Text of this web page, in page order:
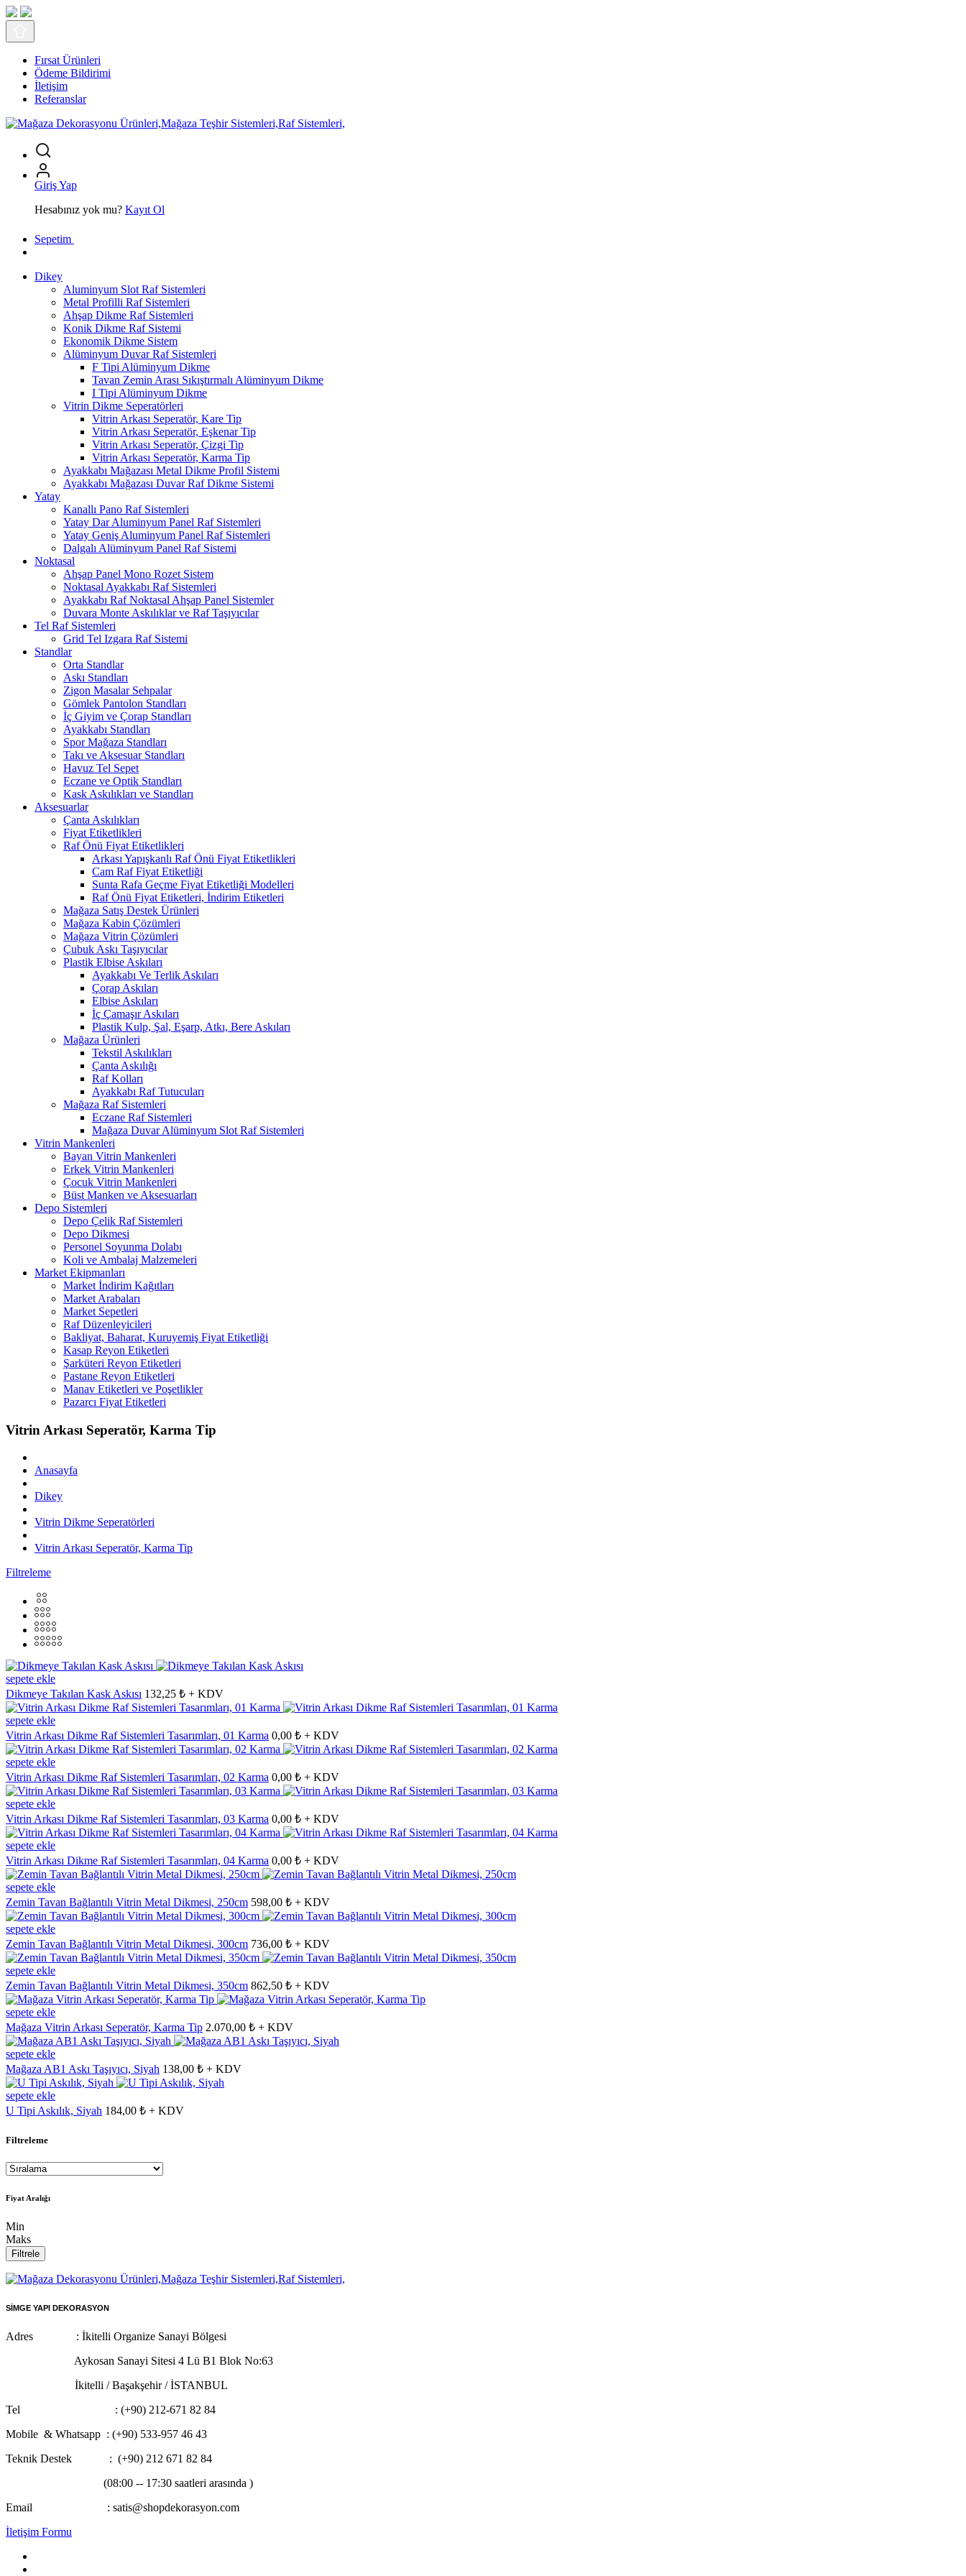
Fırsat Ürünleri
Ödeme Bildirimi
İletişim
Referanslar
Giriş Yap
Hesabınız yok mu? Kayıt Ol
Sepetim
Dikey
Aluminyum Slot Raf Sistemleri
Metal Profilli Raf Sistemleri
Ahşap Dikme Raf Sistemleri
Konik Dikme Raf Sistemi
Ekonomik Dikme Sistem
Alüminyum Duvar Raf Sistemleri
F Tipi Alüminyum Dikme
Tavan Zemin Arası Sıkıştırmalı Alüminyum Dikme
I Tipi Alüminyum Dikme
Vitrin Dikme Seperatörleri
Vitrin Arkası Seperatör, Kare Tip
Vitrin Arkası Seperatör, Eşkenar Tip
Vitrin Arkası Seperatör, Çizgi Tip
Vitrin Arkası Seperatör, Karma Tip
Ayakkabı Mağazası Metal Dikme Profil Sistemi
Ayakkabı Mağazası Duvar Raf Dikme Sistemi
Yatay
Kanallı Pano Raf Sistemleri
Yatay Dar Aluminyum Panel Raf Sistemleri
Yatay Geniş Aluminyum Panel Raf Sistemleri
Dalgalı Alüminyum Panel Raf Sistemi
Noktasal
Ahşap Panel Mono Rozet Sistem
Noktasal Ayakkabı Raf Sistemleri
Ayakkabı Raf Noktasal Ahşap Panel Sistemler
Duvara Monte Askılıklar ve Raf Taşıyıcılar
Tel Raf Sistemleri
Grid Tel Izgara Raf Sistemi
Standlar
Orta Standlar
Askı Standları
Zigon Masalar Sehpalar
Gömlek Pantolon Standları
İç Giyim ve Çorap Standları
Ayakkabı Standları
Spor Mağaza Standları
Takı ve Aksesuar Standları
Havuz Tel Sepet
Eczane ve Optik Standları
Kask Askılıkları ve Standları
Aksesuarlar
Çanta Askılıkları
Fiyat Etiketlikleri
Raf Önü Fiyat Etiketlikleri
Arkası Yapışkanlı Raf Önü Fiyat Etiketlikleri
Cam Raf Fiyat Etiketliği
Sunta Rafa Geçme Fiyat Etiketliği Modelleri
Raf Önü Fiyat Etiketleri, İndirim Etiketleri
Mağaza Satış Destek Ürünleri
Mağaza Kabin Çözümleri
Mağaza Vitrin Çözümleri
Çubuk Askı Taşıyıcılar
Plastik Elbise Askıları
Ayakkabı Ve Terlik Askıları
Çorap Askıları
Elbise Askıları
İç Çamaşır Askıları
Plastik Kulp, Şal, Eşarp, Atkı, Bere Askıları
Mağaza Ürünleri
Tekstil Askılıkları
Çanta Askılığı
Raf Kolları
Ayakkabı Raf Tutucuları
Mağaza Raf Sistemleri
Eczane Raf Sistemleri
Mağaza Duvar Alüminyum Slot Raf Sistemleri
Vitrin Mankenleri
Bayan Vitrin Mankenleri
Erkek Vitrin Mankenleri
Çocuk Vitrin Mankenleri
Büst Manken ve Aksesuarları
Depo Sistemleri
Depo Çelik Raf Sistemleri
Depo Dikmesi
Personel Soyunma Dolabı
Koli ve Ambalaj Malzemeleri
Market Ekipmanları
Market İndirim Kağıtları
Market Arabaları
Market Sepetleri
Raf Düzenleyicileri
Bakliyat, Baharat, Kuruyemiş Fiyat Etiketliği
Kasap Reyon Etiketleri
Şarküteri Reyon Etiketleri
Pastane Reyon Etiketleri
Manav Etiketleri ve Poşetlikler
Pazarcı Fiyat Etiketleri
Vitrin Arkası Seperatör, Karma Tip
Anasayfa
Dikey
Vitrin Dikme Seperatörleri
Vitrin Arkası Seperatör, Karma Tip
Filtreleme
sepete ekle
Dikmeye Takılan Kask Askısı 132,25 ₺ + KDV
sepete ekle
Vitrin Arkası Dikme Raf Sistemleri Tasarımları, 01 Karma 0,00 ₺ + KDV
sepete ekle
Vitrin Arkası Dikme Raf Sistemleri Tasarımları, 02 Karma 0,00 ₺ + KDV
sepete ekle
Vitrin Arkası Dikme Raf Sistemleri Tasarımları, 03 Karma 0,00 ₺ + KDV
sepete ekle
Vitrin Arkası Dikme Raf Sistemleri Tasarımları, 04 Karma 0,00 ₺ + KDV
sepete ekle
Zemin Tavan Bağlantılı Vitrin Metal Dikmesi, 250cm 598,00 ₺ + KDV
sepete ekle
Zemin Tavan Bağlantılı Vitrin Metal Dikmesi, 300cm 736,00 ₺ + KDV
sepete ekle
Zemin Tavan Bağlantılı Vitrin Metal Dikmesi, 350cm 862,50 ₺ + KDV
sepete ekle
Mağaza Vitrin Arkası Seperatör, Karma Tip 2.070,00 ₺ + KDV
sepete ekle
Mağaza AB1 Askı Taşıyıcı, Siyah 138,00 ₺ + KDV
sepete ekle
U Tipi Askılık, Siyah 184,00 ₺ + KDV
Filtreleme
Fiyat Aralığı
Min
Maks
Filtrele
SİMGE YAPI DEKORASYON
Adres : İkitelli Organize Sanayi Bölgesi
Aykosan Sanayi Sitesi 4 Lü B1 Blok No:63
İkitelli / Başakşehir / İSTANBUL
Tel : (+90) 212-671 82 84
Mobile & Whatsapp : (+90) 533-957 46 43
Teknik Destek : (+90) 212 671 82 84
(08:00 -- 17:30 saatleri arasında )
Email : satis@shopdekorasyon.com
İletişim Formu